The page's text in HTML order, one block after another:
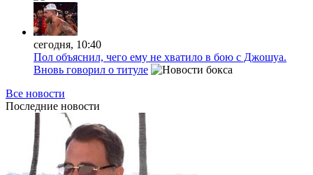
сегодня, 10:40
Пол объяснил, чего ему не хватило в бою с Джошуа.
Вновь говорил о титуле
Все новости
Последние новости